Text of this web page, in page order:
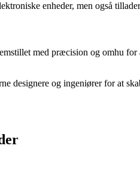
enheder, men også
med præcision og omhu for
designere og ingeniører for at